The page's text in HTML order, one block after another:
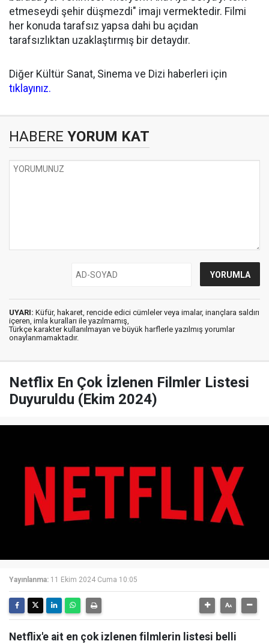
etmeseydi şehir düşmezdi" imajı vermektedir. Filmi
her konuda tarafsız yapsa dahi bu açıdan
tarafsızlıktan uzaklaştırmış bir detaydır.
Diğer Kültür Sanat, Sinema ve Dizi haberleri için
tıklayınız.
HABERE YORUM KAT
UYARI: Küfür, hakaret, rencide edici cümleler veya imalar, inançlara saldırı
içeren, imla kuralları ile yazılmamış,
Türkçe karakter kullanılmayan ve büyük harflerle yazılmış yorumlar
onaylanmamaktadır.
Netflix En Çok İzlenen Filmler Listesi
Duyuruldu (Ekim 2024)
Yayınlanma: 11 Ekim 2024 Cuma 10:05
Netflix'e ait en çok izlenen filmlerin listesi belli